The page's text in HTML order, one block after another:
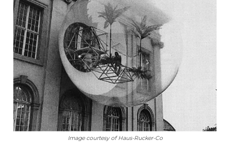
Image courtesy of Haus-Rucker-Co